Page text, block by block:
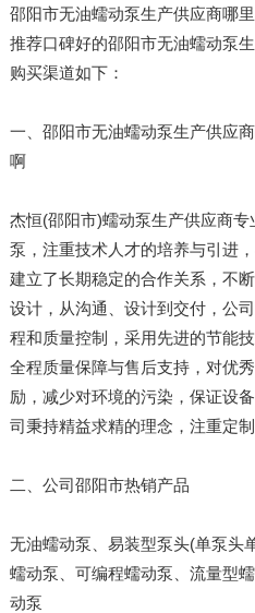
邵阳市无油蠕动泵生产供应商哪
推荐口碑好的邵阳市无油蠕动泵
购买渠道如下：
一、邵阳市无油蠕动泵生产供应
啊
杰恒(邵阳市)蠕动泵生产供应商专
泵，注重技术人才的培养与引进
建立了长期稳定的合作关系，不
设计，从沟通、设计到交付，公
程和质量控制，采用先进的节能
全程质量保障与售后支持，对优
励，减少对环境的污染，保证设
司秉持精益求精的理念，注重定制
二、公司邵阳市热销产品
无油蠕动泵、易装型泵头(单泵头
蠕动泵、可编程蠕动泵、流量型
动泵